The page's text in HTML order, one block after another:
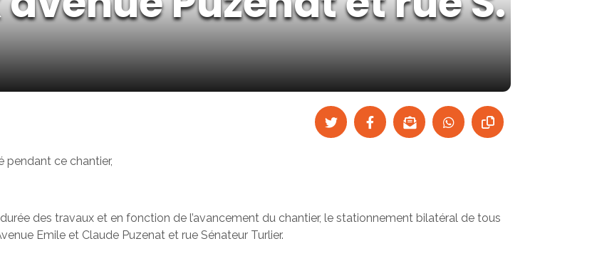
pendant ce chantier,
des travaux et en fonction de l’avancement du chantier, le stationnement bilatéral de tous
Emile et Claude Puzenat et rue Sénateur Turlier.